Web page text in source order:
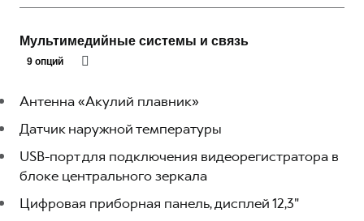
Мультимедийные системы и связь
9 опций
Антенна «Акулий плавник»
Датчик наружной температуры
USB-порт для подключения видеорегистратора в
блоке центрального зеркала
Цифровая приборная панель, дисплей 12,3"